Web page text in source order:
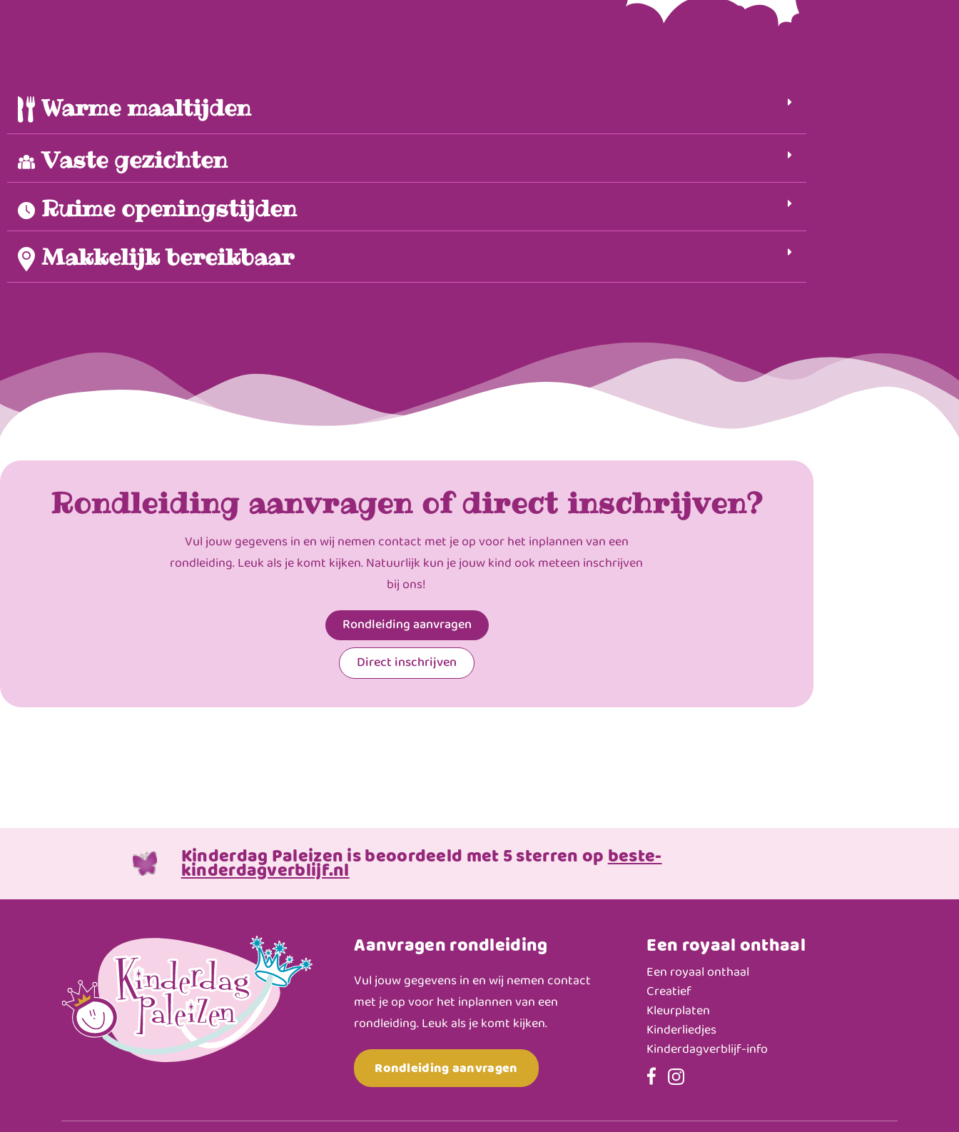
Warme maaltijden
Vaste gezichten
Ruime openingstijden
Makkelijk bereikbaar
Rondleiding aanvragen of direct inschrijven?
Vul jouw gegevens in en wij nemen contact met je op voor het inplannen van een
rondleiding. Leuk als je komt kijken. Natuurlijk kun je jouw kind ook meteen inschrijven
bij ons!
Rondleiding aanvragen
Direct inschrijven
Kinderdag Paleizen is beoordeeld met 5 sterren opbeste-
kinderdagverblijf.nl
Aanvragen rondleiding
Vul jouw gegevens in en wij nemen contact
met je op voor het inplannen van een
rondleiding. Leuk als je komt kijken.
Rondleiding aanvragen
Een royaal onthaal
Een royaal onthaal
Creatief
Kleurplaten
Kinderliedjes
Kinderdagverblijf-info